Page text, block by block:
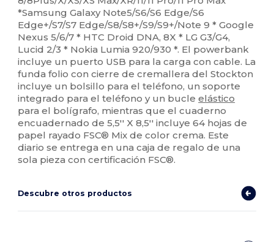
*Samsung Galaxy Note5/S6/S6 Edge/S6
Edge+/S7/S7 Edge/S8/S8+/S9/S9+/Note 9 * Google
Nexus 5/6/7 * HTC Droid DNA, 8X * LG G3/G4,
Lucid 2/3 * Nokia Lumia 920/930 *. El powerbank
incluye un puerto USB para la carga con cable. La
funda folio con cierre de cremallera del Stockton
incluye un bolsillo para el teléfono, un soporte
integrado para el teléfono y un bucleelástico
para el bolígrafo, mientras que el cuaderno
encuadernado de 5,5'' X 8,5'' incluye 64 hojas de
papel rayado FSC® Mix de color crema. Este
diario se entrega en una caja de regalo de una
sola pieza con certificación FSC®.
Descubre otros productos